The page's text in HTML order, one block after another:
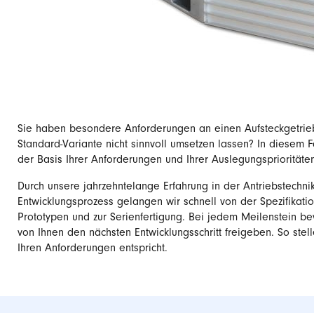
Sie haben besondere Anforderungen an einen
Standard-Variante nicht sinnvoll umsetzen lassen? In
der Basis Ihrer Anforderungen und Ihrer
Durch unsere jahrzehntelange Erfahrung in der
Entwicklungsprozess gelangen wir schnell von der
Prototypen und zur Serienfertigung. Bei jedem Meilenstein
von Ihnen den nächsten Entwicklungsschritt freigeben. So
Ihren Anforderungen entspricht.